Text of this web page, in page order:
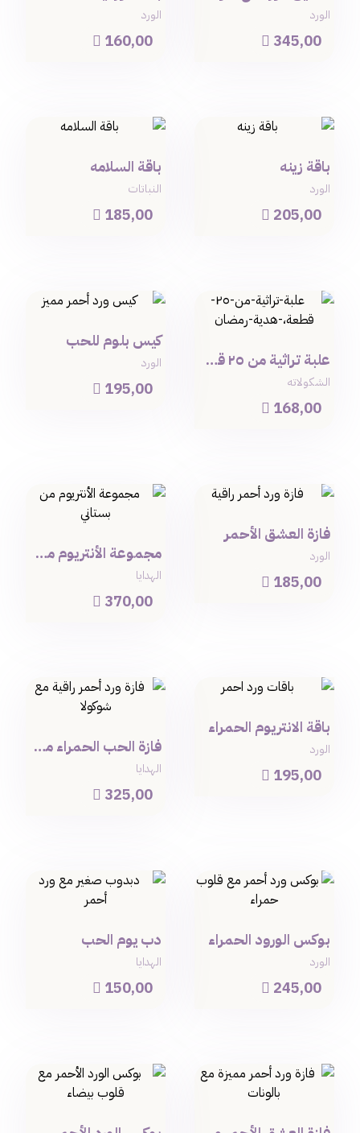
الورد
 345,00
الورد
 160,00
باقة زينه
الورد
 205,00
باقة السلامه
النباتات
 185,00
علبة تراثية من ٢٥ قطعة
الشكولاته
 168,00
كيس بلوم للحب
الورد
 195,00
فازة العشق الأحمر
الورد
 185,00
مجموعة الأنتريوم من بستاني
الهدايا
 370,00
باقة الانتريوم الحمراء
الورد
 195,00
فازة الحب الحمراء مع بستاني
الهدايا
 325,00
بوكس الورود الحمراء
الورد
 245,00
دب يوم الحب
الهدايا
 150,00